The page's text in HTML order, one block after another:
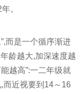
。
而是一个循序渐进
龄越大,加深速度越
越高”:一二年级就
而近视要到14～16